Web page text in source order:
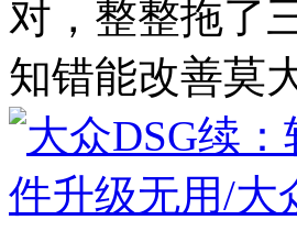
对，整整拖了
知错能改善莫